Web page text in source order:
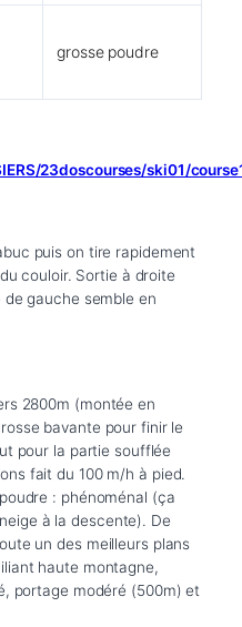
grosse poudre
23doscourses/ski01/
puis on tire rapidement
couloir. Sortie à droite
gauche semble en
2800m (montée en
bavante pour finir le
pour la partie soufflée
fait du 100 m/h à pied.
: phénoménal (ça
à la descente). De
un des meilleurs plans
haute montagne,
portage modéré (500m) et